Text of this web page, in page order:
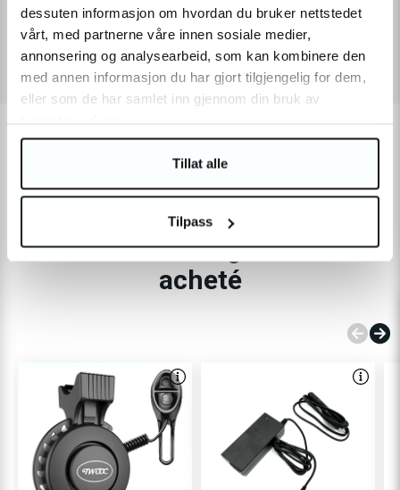
dessuten informasjon om hvordan du bruker nettstedet
vårt, med partnerne våre innen sosiale medier,
annonsering og analysearbeid, som kan kombinere den
med annen informasjon du har gjort tilgjengelig for dem,
eller som de har samlet inn gjennom din bruk av
Tillat alle
Tilpass
NOTES ET AVIS
Les autres clients ont aussi
acheté
D'autres ont également
acheté